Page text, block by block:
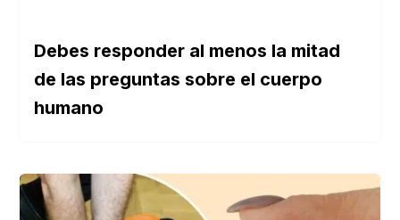
Debes responder al menos la mitad
de las preguntas sobre el cuerpo
humano